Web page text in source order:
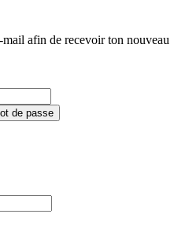
mail afin de recevoir ton nouveau
de passe